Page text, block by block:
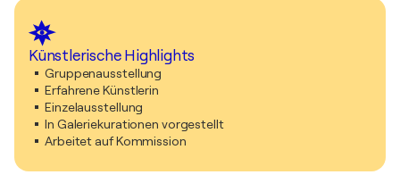
Künstlerische Highlights
Gruppenausstellung
Erfahrene Künstlerin
Einzelausstellung
In Galeriekurationen vorgestellt
Arbeitet auf Kommission